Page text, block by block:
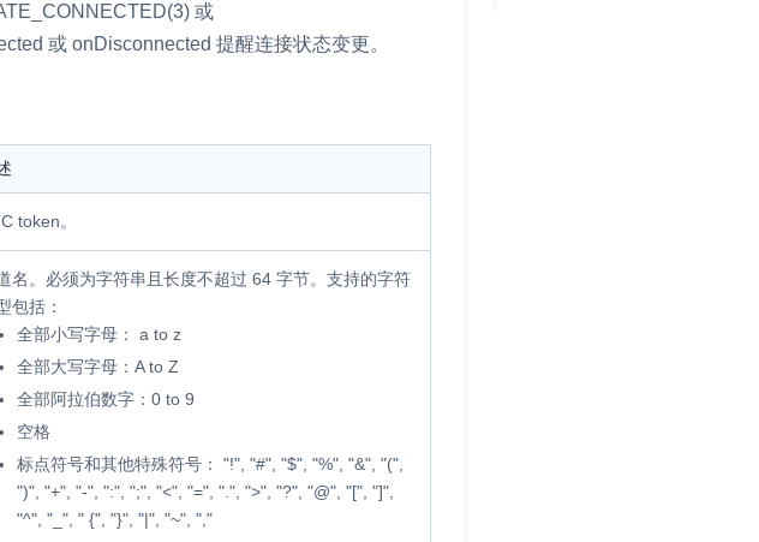
球
或
或 onDisconnected 提醒连接状态变更。
token。
名。必须为字符串且长度不超过 64 字节。支持的字符
包括：
全部小写字母： a to z
全部大写字母：A to Z
全部阿拉伯数字：0 to 9
空格
标点符号和其他特殊符号： "!", "#", "$", "%", "&", "(",
")", "+", "-", ":", ";", "<", "=", ".", ">", "?", "@", "[", "]",
"^", "_", " {", "}", "|", "~", ","